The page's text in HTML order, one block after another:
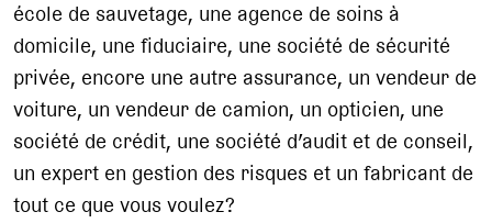
école de sauvetage, une agence de soins à
domicile, une fiduciaire, une société de sécurité
privée, encore une autre assurance, un vendeur de
voiture, un vendeur de camion, un opticien, une
société de crédit, une société d’audit et de conseil,
un expert en gestion des risques et un fabricant de
tout ce que vous voulez?